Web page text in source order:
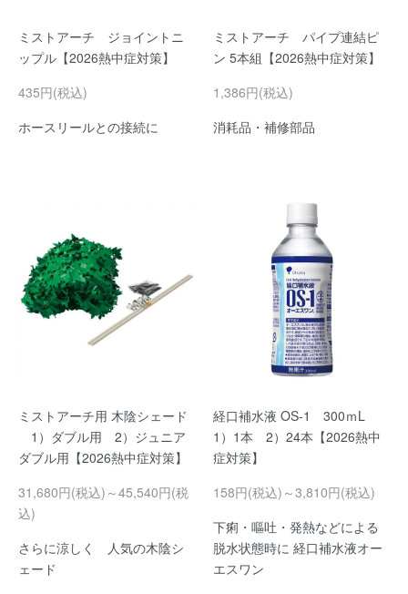
ミストアーチ ジョイントニ
ップル【2026熱中症対策】
435円(税込)
ホースリールとの接続に
ミストアーチ パイプ連結ピ
ン 5本組【2026熱中症対策】
1,386円(税込)
消耗品・補修部品
ミストアーチ用 木陰シェード
1）ダブル用 2）ジュニア
ダブル用【2026熱中症対策】
31,680円(税込)～45,540円(税
込)
さらに涼しく 人気の木陰シ
ェード
経口補水液 OS-1 300ｍL
1）1本 2）24本【2026熱中
症対策】
158円(税込)～3,810円(税込)
下痢・嘔吐・発熱などによる
脱水状態時に 経口補水液オー
エスワン